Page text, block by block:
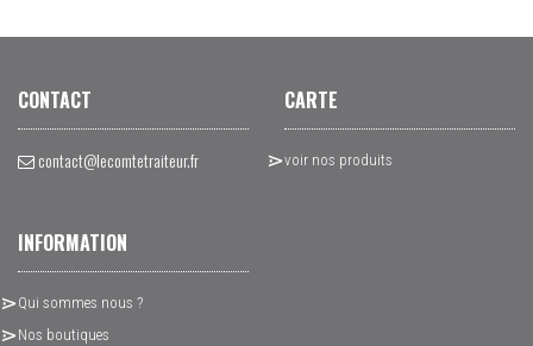
CONTACT
contact@lecomtetraiteur.fr
CARTE
voir nos produits
INFORMATION
Qui sommes nous ?
Nos boutiques